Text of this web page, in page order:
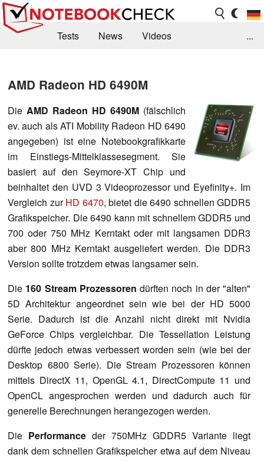
Tests News
Videos
Kaufberatung
Deals Suche
Forum
...
AMD Radeon HD 6490M
Die AMD Radeon HD 6490M (fälschlich
ev. auch als ATI Mobility Radeon HD 6490
angegeben) ist eine Notebookgrafikkarte
im Einstiegs-Mittelklassesegment. Sie
basiert auf den Seymore-XT Chip und
beinhaltet den UVD 3 Videoprozessor und Eyefinity+. Im
Vergleich zurHD 6470, bietet die 6490 schnellen GDDR5
Grafikspeicher. Die 6490 kann mit schnellem GDDR5 und
700 oder 750 MHz Kerntakt oder mit langsamen DDR3
aber 800 MHz Kerntakt ausgeliefert werden. Die DDR3
Version sollte trotzdem etwas langsamer sein.
Die 160 Stream Prozessoren dürften noch in der "alten"
5D Architektur angeordnet sein wie bei der HD 5000
Serie. Dadurch ist die Anzahl nicht direkt mit Nvidia
GeForce Chips vergleichbar. Die Tessellation Leistung
dürfte jedoch etwas verbessert worden sein (wie bei der
Desktop 6800 Serie). Die Stream Prozessoren können
mittels DirectX 11, OpenGL 4.1, DirectCompute 11 und
OpenCL angesprochen werden und dadurch auch für
generelle Berechnungen herangezogen werden.
Die Performance der 750MHz GDDR5 Variante liegt
dank dem schnellen Grafikspeicher etwa auf dem Niveau